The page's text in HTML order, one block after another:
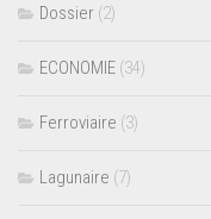
Dossier (2)
ECONOMIE (34)
Ferroviaire (3)
Lagunaire (7)